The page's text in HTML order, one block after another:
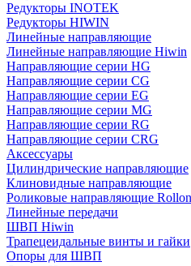
Редукторы INOTEK
Редукторы HIWIN
Линейные направляющие
Линейные направляющие Hiwin
Направляющие серии HG
Направляющие серии CG
Направляющие серии EG
Направляющие серии MG
Направляющие серии RG
Направляющие серии CRG
Аксессуары
Цилиндрические направляющие
Клиновидные направляющие
Роликовые направляющие Rollon
Линейные передачи
ШВП Hiwin
Трапецеидальные винты и гайки
Опоры для ШВП